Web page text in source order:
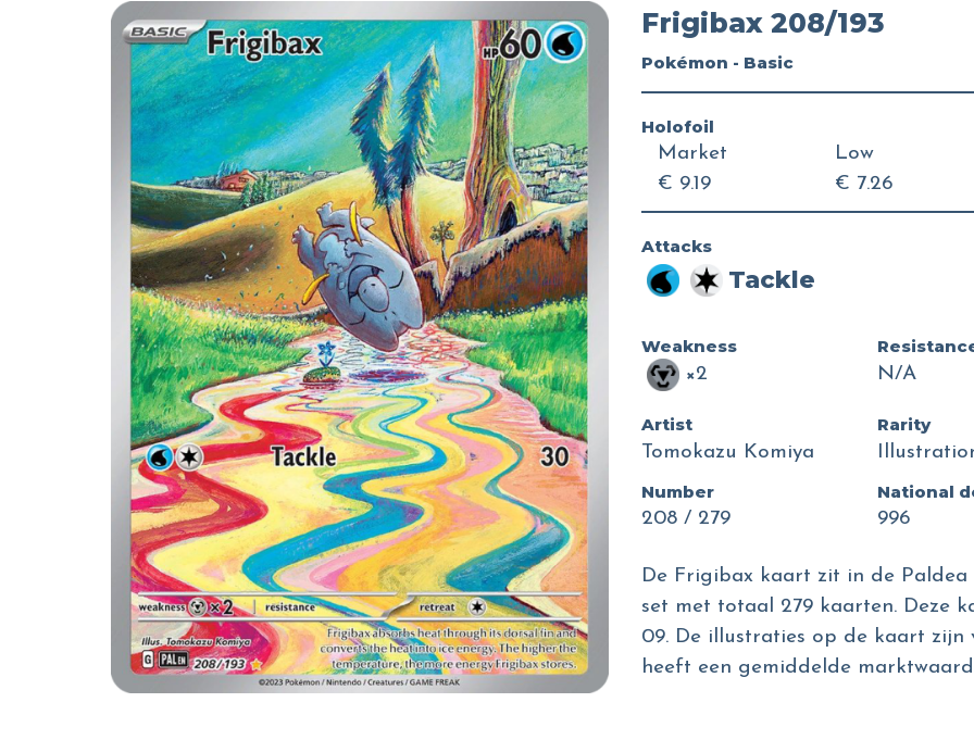
Frigibax 208/193
Pokémon - Basic
Holofoil
Market
€ 9.19
Low
€ 7.26
Attacks
Tackle
Weakness
×2
N/A
Artist
Tomokazu Komiya
Rarity
Number
208 / 279
National
996
De Frigibax kaart zit in de Paldea
set met totaal 279 kaarten. Deze
09. De illustraties op de kaart zijn
heeft een gemiddelde